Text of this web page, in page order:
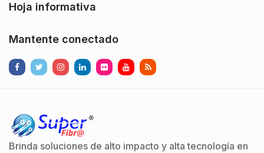
Hoja informativa
Mantente conectado
Brinda soluciones de alto impacto y alta tecnología en